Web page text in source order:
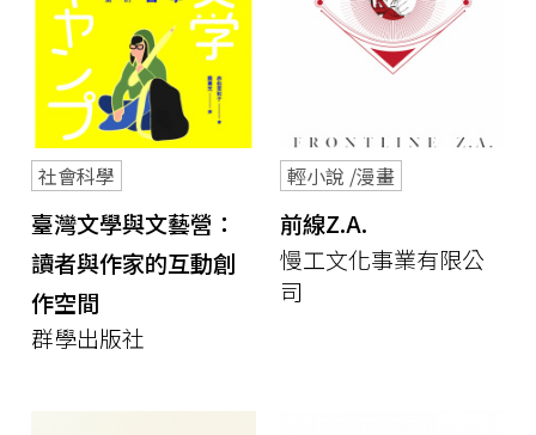
社會科學
臺灣文學與文藝營：
讀者與作家的互動創
作空間
群學出版社
輕小說 /漫畫
前線Z.A.
慢工文化事業有限公
司